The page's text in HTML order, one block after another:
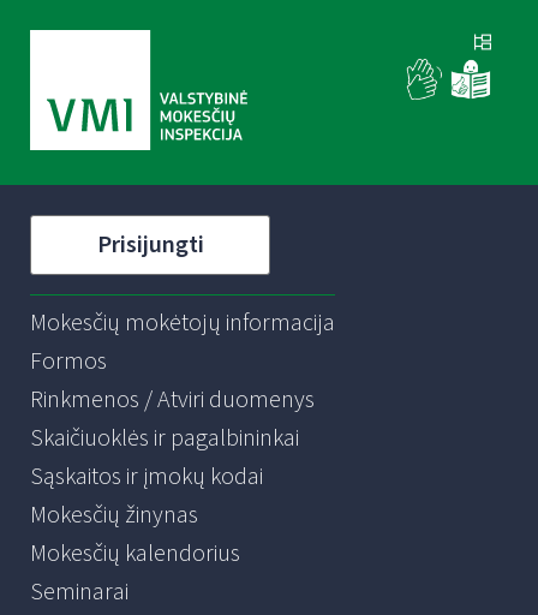
Prisijungti
Mokesčių mokėtojų informacija
Formos
Rinkmenos / Atviri duomenys
Skaičiuoklės ir pagalbininkai
Sąskaitos ir įmokų kodai
Mokesčių žinynas
Mokesčių kalendorius
Seminarai